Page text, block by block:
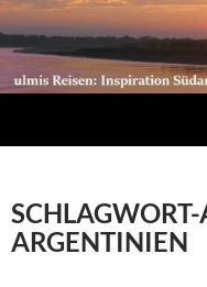
ARGENTINIEN